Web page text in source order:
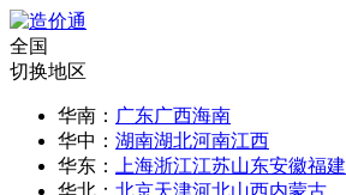
全国
切换地区
华南： 广东广西海南
华中： 湖南湖北河南江西
华东：
上海浙江江苏山东安徽福建
华北： 北京天津河北山西内蒙古